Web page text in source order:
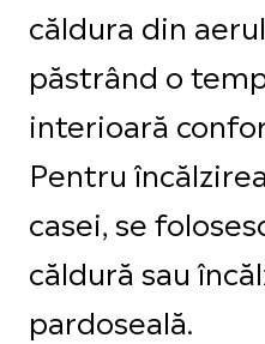
căldura din
păstrând o
interioară
Pentru
casei, se
căldură sau
pardoseală.